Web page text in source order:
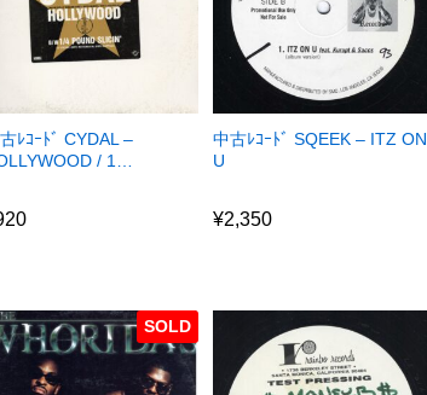
ﾚｺｰﾄﾞ CYDAL –
/ 1…
中古ﾚｺｰﾄﾞ SQEEK – ITZ ON
U
¥2,350
SOLD